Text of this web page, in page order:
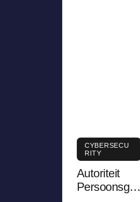
CYBERSECU
RITY
Autoriteit
Persoonsge